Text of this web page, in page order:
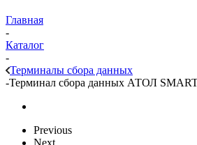
Главная
-
Каталог
-
Терминалы сбора данных
-Терминал сбора данных АТОЛ
Previous
Next